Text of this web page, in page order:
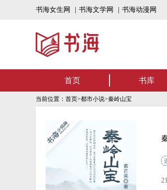
书海女生网 书海文学网 书海动漫网
书海听书——
首页 书库
当前位置： 首页>都市小说>秦岭山宝